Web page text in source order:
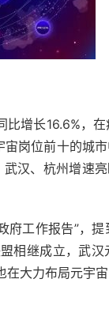
增长16.6%，
岗位前十的城
汉、杭州增速
工作报告”，
相继成立，武汉
大力布局元宇